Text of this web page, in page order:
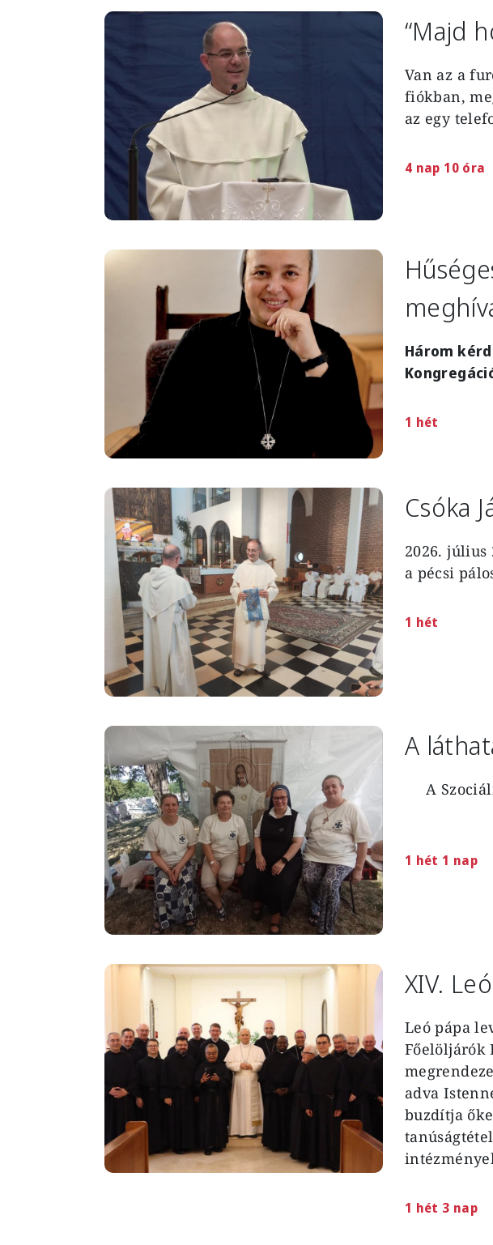
Image “Majd
Van az a
fiókban,
az egy
4 nap 10 óra
Image
Három
1 hét
Image Csóka
2026. július
a pécsi
1 hét
Image A
A
1 hét 1 nap
Image XIV.
Leó pápa
Főelöljárók
adva
buzdítja
1 hét 3 nap